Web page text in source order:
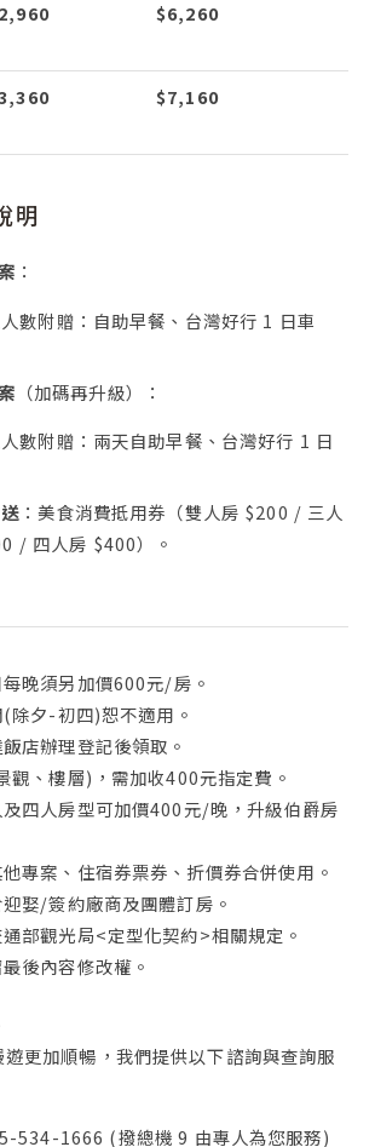
$6,260
$7,160
明
：
數附贈：自助早餐、台灣好行 1 日車
（加碼再升級）：
數附贈：兩天自助早餐、台灣好行 1 日
：美食消費抵用券（雙人房 $200 / 三人
/ 四人房 $400）。
晚須另加價600元/房。
除夕-初四)恕不適用。
店辦理登記後領取。
觀、樓層)，需加收400元指定費。
四人房型可加價400元/晚，升級伯爵房
專案、住宿券票券、折價券合併使用。
娶/簽約廠商及團體訂房。
部觀光局<定型化契約>相關規定。
後內容修改權。
更加順暢，我們提供以下諮詢與查詢服
534-1666 (撥總機 9 由專人為您服務)